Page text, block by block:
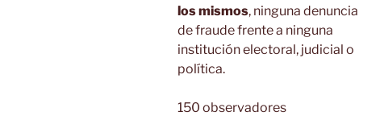
los mismos, ninguna denuncia
de fraude frente a ninguna
institución electoral, judicial o
política.
150 observadores